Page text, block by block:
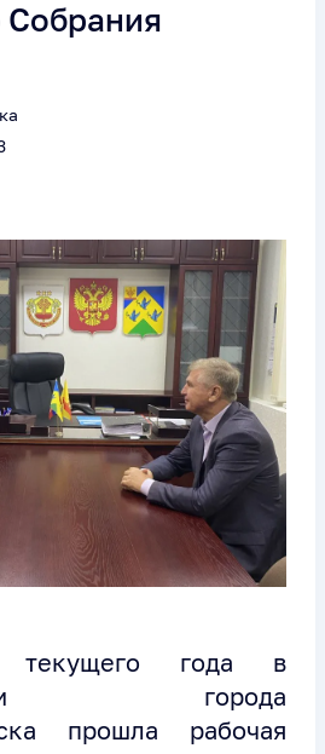
Собрания
текущего года в
города
прошла рабочая